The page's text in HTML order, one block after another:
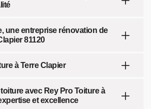
une entreprise rénovation de
81120
à Terre Clapier
avec Rey Pro Toiture à
et excellence